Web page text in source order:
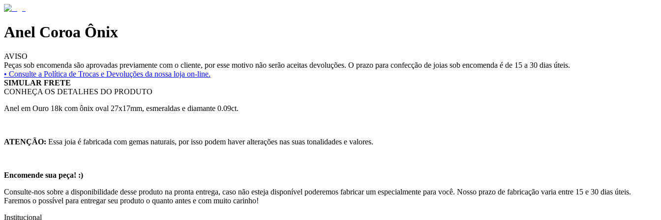
Anel Coroa Ônix
AVISO
Peças sob encomenda são aprovadas previamente com o cliente, por esse motivo não serão aceitas devoluções. O prazo para confecção de joias sob encomenda é de 15 a 30 dias úteis.
• Consulte a Política de Trocas e Devoluções da nossa loja on-line.
SIMULAR FRETE
CONHEÇA OS DETALHES DO PRODUTO
Anel em Ouro 18k com ônix oval 27x17mm, esmeraldas e diamante 0.09ct.
ATENÇÃO: Essa joia é fabricada com gemas naturais, por isso podem haver alterações nas suas tonalidades e valores.
Encomende sua peça! :)
Consulte-nos sobre a disponibilidade desse produto na pronta entrega, caso não esteja disponível poderemos fabricar um especialmente para você. Nosso prazo de fabricação varia entre 15 e 30 dias úteis.
Faremos o possível para entregar seu produto o quanto antes e com muito carinho!
Institucional